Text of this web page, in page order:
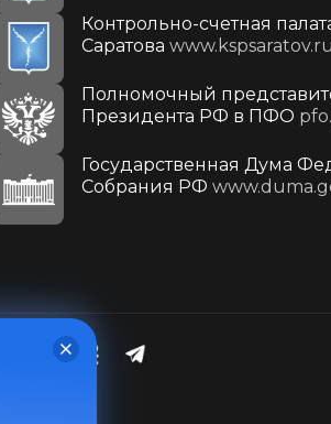
Контрольно-счетная
Саратова www.kspsaratov.ru
Полномочный
Президента РФ в ПФО
Государственная Дума
Собрания РФ